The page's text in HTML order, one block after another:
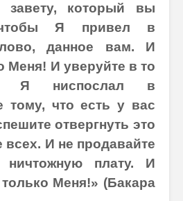
завету, который вы
Я привел в
данное вам. И
Меня! И уверуйте в то
Я ниспослал в
тому, что есть у вас
отвергнуть это
всех. И не продавайте
плату. И
только Меня!» (Бакара